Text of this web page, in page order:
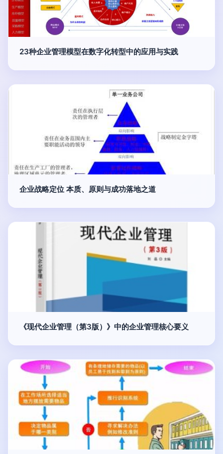
23种企业管理模型在数字化转型中的应用与实践
企业战略定位 本质、原则与成功落地之道
《现代企业管理（第3版）》中的企业管理核心要义